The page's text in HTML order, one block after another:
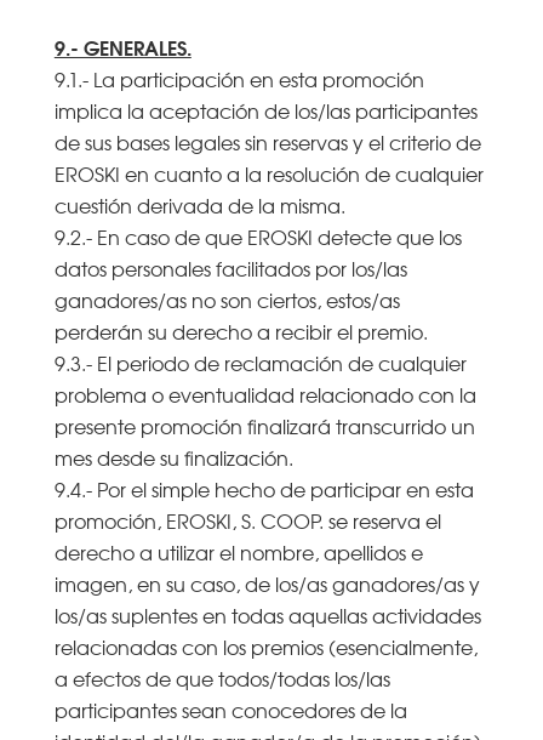
9.- GENERALES.
9.1.- La participación en esta promoción
implica la aceptación de los/las participantes
de sus bases legales sin reservas y el criterio de
EROSKI en cuanto a la resolución de cualquier
cuestión derivada de la misma.
9.2.- En caso de que EROSKI detecte que los
datos personales facilitados por los/las
ganadores/as no son ciertos, estos/as
perderán su derecho a recibir el premio.
9.3.- El periodo de reclamación de cualquier
problema o eventualidad relacionado con la
presente promoción finalizará transcurrido un
mes desde su finalización.
9.4.- Por el simple hecho de participar en esta
promoción, EROSKI, S. COOP. se reserva el
derecho a utilizar el nombre, apellidos e
imagen, en su caso, de los/as ganadores/as y
los/as suplentes en todas aquellas actividades
relacionadas con los premios (esencialmente,
a efectos de que todos/todas los/las
participantes sean conocedores de la